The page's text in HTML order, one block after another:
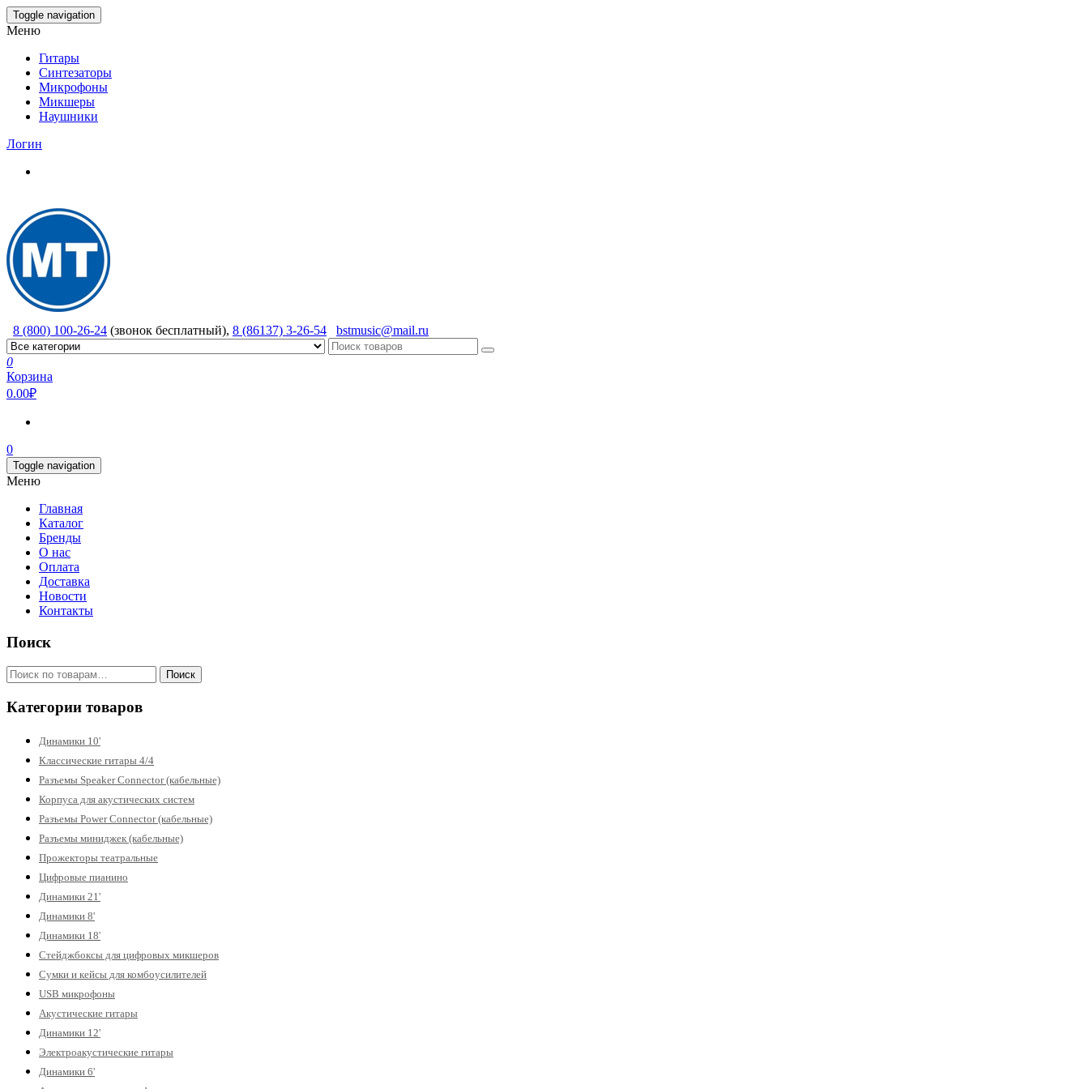
Skip
to
content
Toggle navigation
Меню
Гитары
Синтезаторы
Микрофоны
Микшеры
Наушники
Логин
8 (800) 100-26-24 (звонок бесплатный), 8 (86137) 3-26-54 bstmusic@mail.ru
0
Корзина
0.00₽
0
Toggle navigation
Меню
Главная
Каталог
Бренды
О нас
Оплата
Доставка
Новости
Контакты
Поиск
Искать: Поиск
Категории товаров
Динамики 10'
Классические гитары 4/4
Разъемы Speaker Connector (кабельные)
Корпуса для акустических систем
Разъемы Power Connector (кабельные)
Разъемы миниджек (кабельные)
Прожекторы театральные
Цифровые пианино
Динамики 21'
Динамики 8'
Динамики 18'
Стейджбоксы для цифровых микшеров
Сумки и кейсы для комбоусилителей
USB микрофоны
Акустические гитары
Динамики 12'
Электроакустические гитары
Динамики 6'